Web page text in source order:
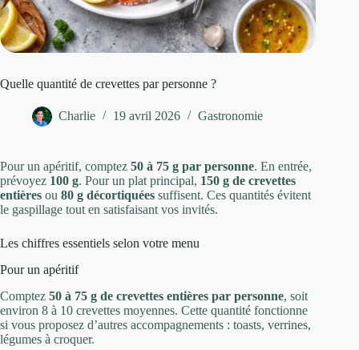
Quelle quantité de crevettes par personne ?
Charlie 19 avril 2026 Gastronomie
Pour un apéritif, comptez 50 à 75 g par personne. En entrée,
prévoyez 100 g. Pour un plat principal, 150 g de crevettes
entières ou 80 g décortiquées suffisent. Ces quantités évitent
le gaspillage tout en satisfaisant vos invités.
Les chiffres essentiels selon votre menu
Pour un apéritif
Comptez 50 à 75 g de crevettes entières par personne, soit
environ 8 à 10 crevettes moyennes. Cette quantité fonctionne
si vous proposez d’autres accompagnements : toasts, verrines,
légumes à croquer.